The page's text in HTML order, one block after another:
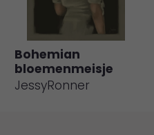
Naar
Werkaandemuur.
Bohemian
bloemenmeisje
JessyRonner